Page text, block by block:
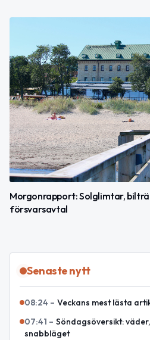
Morgonrapport: Solglimtar,
försvarsavtal
Senaste nytt
08:24 – Veckans mest lästa
07:41 – Söndagsöversikt:
snabbläget